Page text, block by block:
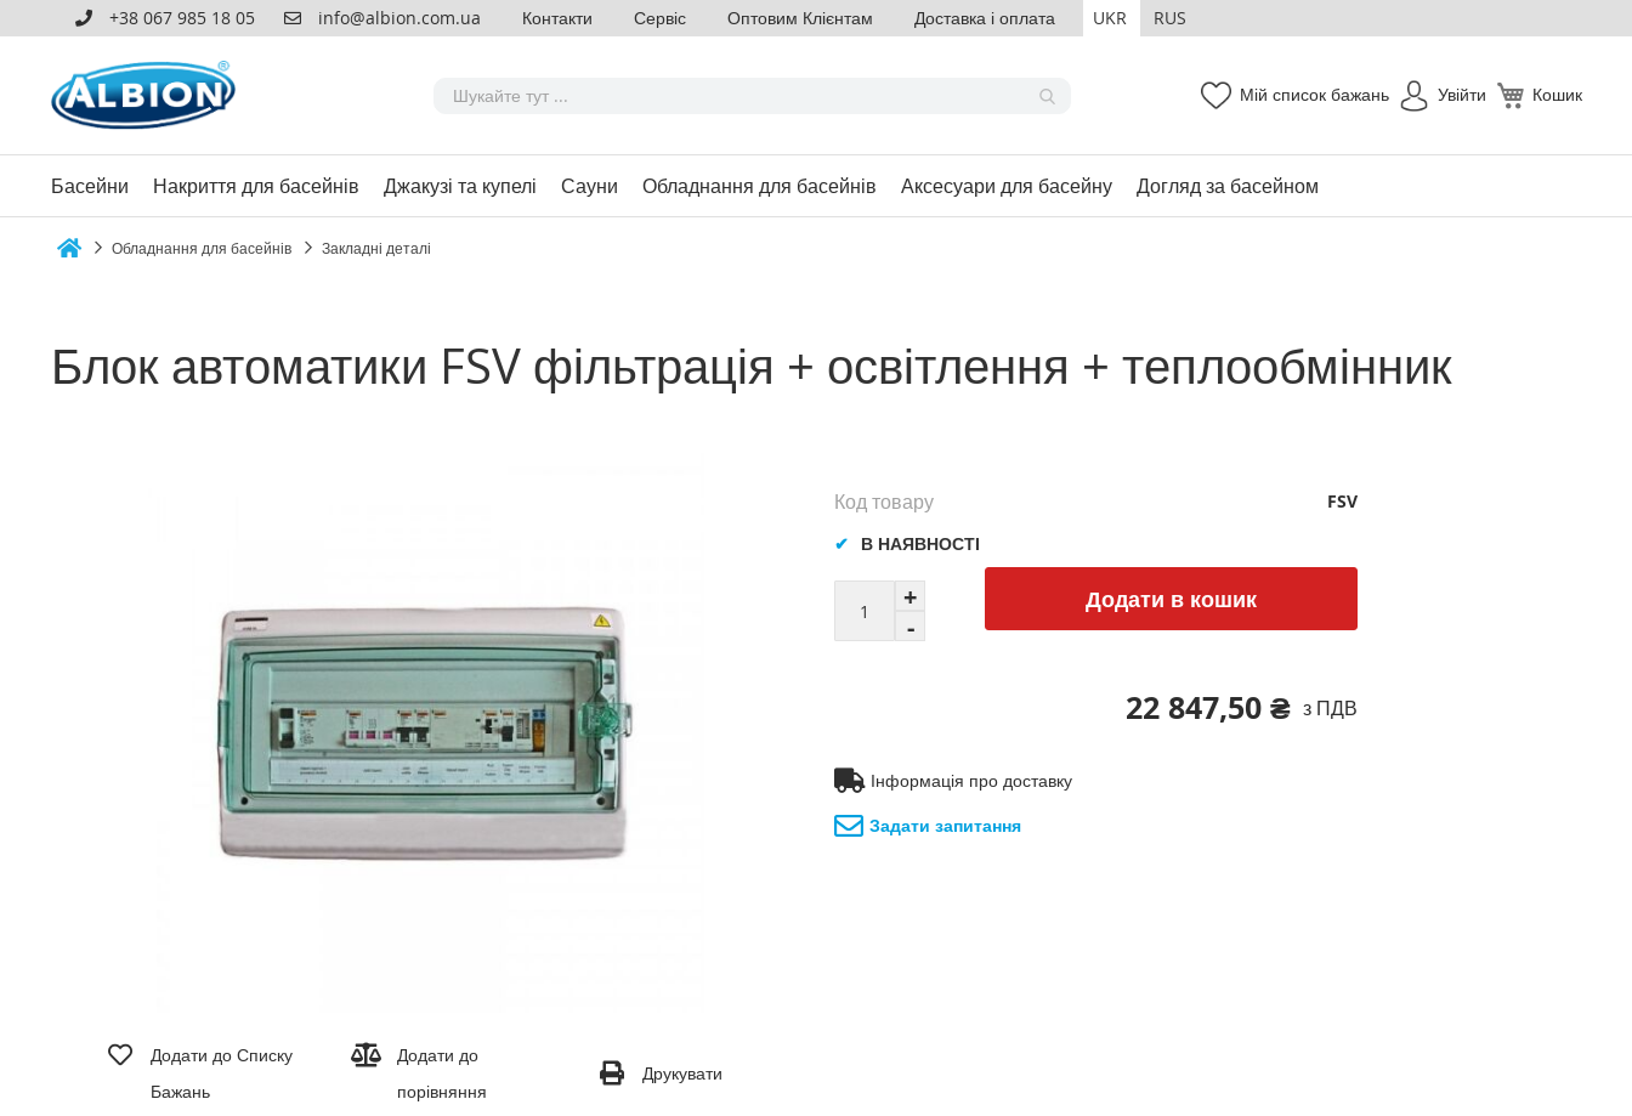
+38 067 985 18 05 info@albion.com.ua Контакти Сервіс Оптовим Клієнтам Доставка і оплата UKR RUS
Кошик
Мій список бажань Увійти
Басейни Накриття для басейнів Джакузі та купелі Сауни Обладнання для басейнів Аксесуари для басейну Догляд за басейном
Обладнання для басейнів Закладні деталі
Блок автоматики FSV фільтрація + освітлення + теплообмінник
Додати до Списку
Бажань
Додати до
порівняння
Друкувати
Додати в кошик
22 847,50 ₴ з ПДВ
В НАЯВНОСТІ
Код товару FSV
Інформація про доставку
Задати запитання